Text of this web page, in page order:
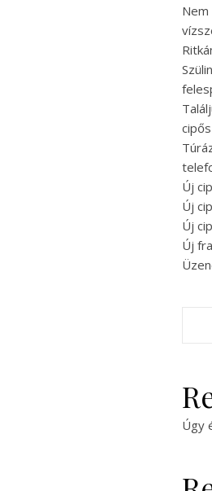
Nem
Új
Új
Új
Új
Úgy